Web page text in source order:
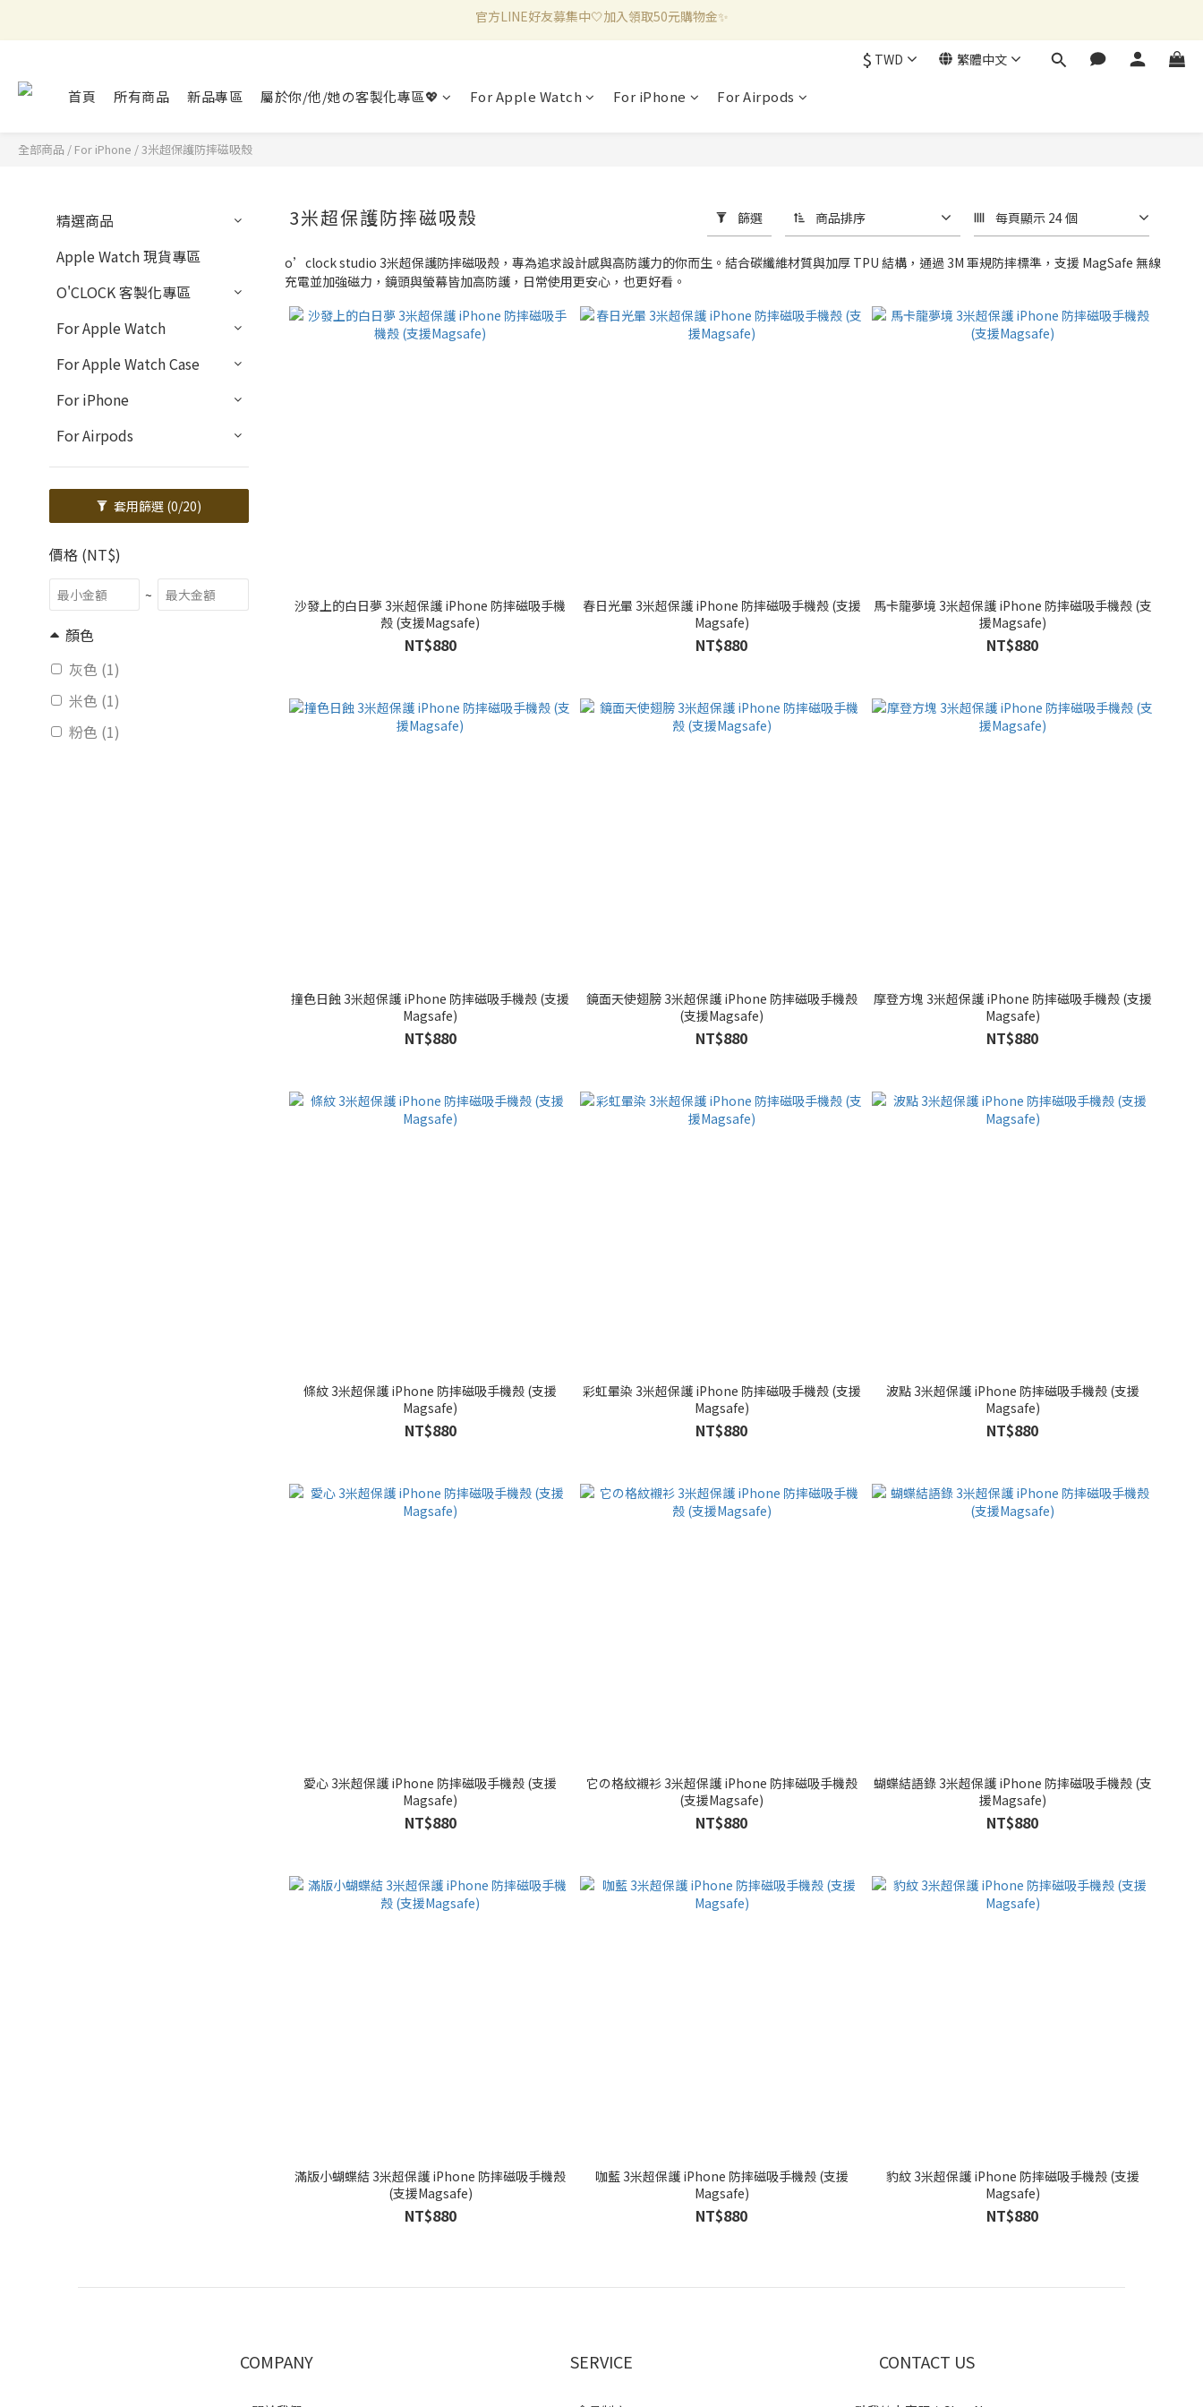
新加入會員滿千折百✨全館899超商免運費🛒
$ TWD 繁體中文
首頁 所有商品 新品專區 屬於你/他/她の客製化專區💖 For Apple Watch For iPhone For Airpods
全部商品 / For iPhone /3米超保護防摔磁吸殼
精選商品
Apple Watch 現貨專區
O'CLOCK 客製化專區
For Apple Watch
For Apple Watch Case
For iPhone
For Airpods
套用篩選 (0/20)
價格 (NT$)
~
顏色
灰色 (1)
米色 (1)
粉色 (1)
3米超保護防摔磁吸殼 篩選 商品排序 每頁顯示 24 個
o’clock studio 3米超保護防摔磁吸殼，專為追求設計感與高防護力的你而生。結合碳纖維材質與加厚 TPU 結構，通過 3M 軍規防摔標準，支援 MagSafe 無線
充電並加強磁力，鏡頭與螢幕皆加高防護，日常使用更安心，也更好看。
沙發上的白日夢 3米超保護 iPhone 防摔磁吸手機
殼 (支援Magsafe)
NT$880
春日光暈 3米超保護 iPhone 防摔磁吸手機殼 (支援
Magsafe)
NT$880
馬卡龍夢境 3米超保護 iPhone 防摔磁吸手機殼 (支
援Magsafe)
NT$880
撞色日蝕 3米超保護 iPhone 防摔磁吸手機殼 (支援
Magsafe)
NT$880
鏡面天使翅膀 3米超保護 iPhone 防摔磁吸手機殼
(支援Magsafe)
NT$880
摩登方塊 3米超保護 iPhone 防摔磁吸手機殼 (支援
Magsafe)
NT$880
條紋 3米超保護 iPhone 防摔磁吸手機殼 (支援
Magsafe)
NT$880
彩虹暈染 3米超保護 iPhone 防摔磁吸手機殼 (支援
Magsafe)
NT$880
波點 3米超保護 iPhone 防摔磁吸手機殼 (支援
Magsafe)
NT$880
愛心 3米超保護 iPhone 防摔磁吸手機殼 (支援
Magsafe)
NT$880
它の格紋襯衫 3米超保護 iPhone 防摔磁吸手機殼
(支援Magsafe)
NT$880
蝴蝶結語錄 3米超保護 iPhone 防摔磁吸手機殼 (支
援Magsafe)
NT$880
滿版小蝴蝶結 3米超保護 iPhone 防摔磁吸手機殼
(支援Magsafe)
NT$880
咖藍 3米超保護 iPhone 防摔磁吸手機殼 (支援
Magsafe)
NT$880
豹紋 3米超保護 iPhone 防摔磁吸手機殼 (支援
Magsafe)
NT$880
COMPANY SERVICE CONTACT US